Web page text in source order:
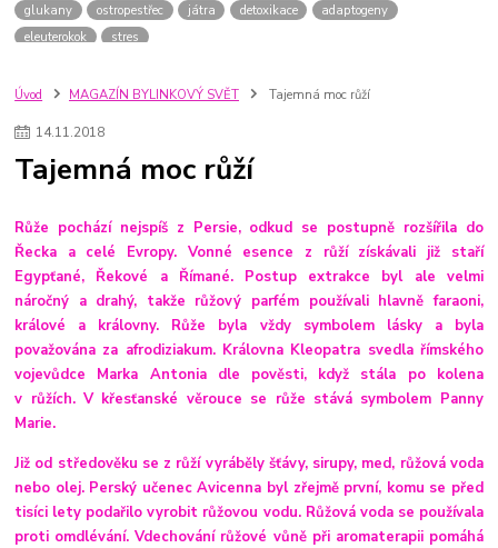
glukany
ostropestřec játra detoxikace
adaptogeny
eleuterokok
stres
Úvod MAGAZÍN BYLINKOVÝ SVĚT Tajemná moc růží
14.11.2018
Tajemná moc růží
Růže pochází nejspíš z Persie, odkud se postupně rozšířila do
Řecka a celé Evropy. Vonné esence z růží získávali již staří
Egypťané, Řekové a Římané. Postup extrakce byl ale velmi
náročný a drahý, takže růžový parfém používali hlavně faraoni,
králové a královny. Růže byla vždy symbolem lásky a byla
považována za afrodiziakum. Královna Kleopatra svedla římského
vojevůdce Marka Antonia dle pověsti, když stála po kolena
v růžích. V křesťanské věrouce se růže stává symbolem Panny
Marie.
Již od středověku se z růží vyráběly šťávy, sirupy, med, růžová voda
nebo olej. Perský učenec Avicenna byl zřejmě první, komu se před
tisíci lety podařilo vyrobit růžovou vodu. Růžová voda se používala
proti omdlévání. Vdechování růžové vůně při aromaterapii pomáhá